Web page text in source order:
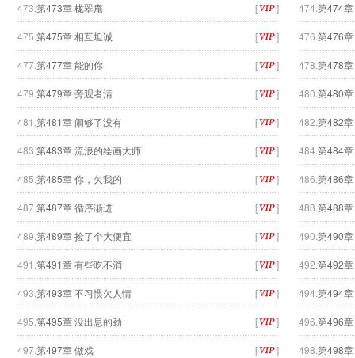
473. 第473章 栊翠庵 [ ] 474. 第474
475. 第475章 相互坦诚 [ ] 476. 第476
477.第477章 能的你 [ ] 478. 第478
479. 第479章 旁观者清 [ ] 480. 第480
481. 第481章 闹够了没有 [ ] 482. 第482
483. 第483章 流浪的绘画大师 [ ] 484. 第484
485. 第485章 你，欠我的 [ ] 486. 第486
487.第487章 循序渐进 [ ] 488. 第488
489. 第489章 捡了个大便宜 [ ] 490. 第490
491. 第491章 有些吃不消 [ ] 492. 第492
493. 第493章 不习惯欠人情 [ ] 494. 第494
495. 第495章 没出息的劲 [ ] 496. 第496
497.第497章 做戏 [ ] 498. 第498